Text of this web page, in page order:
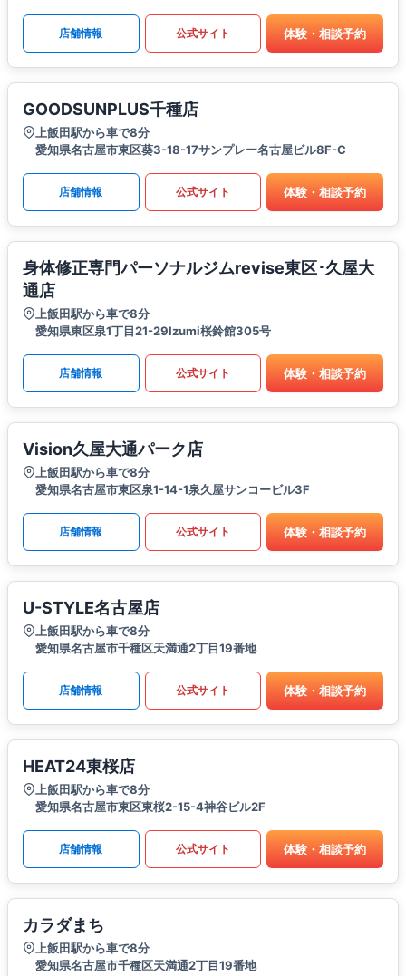
店舗情報 公式サイト 体験・相談予約
GOODSUNPLUS千種店
上飯田駅から車で8分
愛知県名古屋市東区葵3-18-17サンプレー名古屋ビル8F-C
店舗情報 公式サイト 体験・相談予約
身体修正専門パーソナルジムrevise東区･久屋大
通店
上飯田駅から車で8分
愛知県東区泉1丁目21-29Izumi桜鈴館305号
店舗情報 公式サイト 体験・相談予約
Vision久屋大通パーク店
上飯田駅から車で8分
愛知県名古屋市東区泉1-14-1泉久屋サンコービル3F
店舗情報 公式サイト 体験・相談予約
U-STYLE名古屋店
上飯田駅から車で8分
愛知県名古屋市千種区天満通2丁目19番地
店舗情報 公式サイト 体験・相談予約
HEAT24東桜店
上飯田駅から車で8分
愛知県名古屋市東区東桜2-15-4神谷ビル2F
店舗情報 公式サイト 体験・相談予約
カラダまち
上飯田駅から車で8分
愛知県名古屋市千種区天満通2丁目19番地